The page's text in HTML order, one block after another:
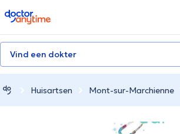
doctoranytime
Vind een dokter
Huisartsen Mont-sur-Marchienne